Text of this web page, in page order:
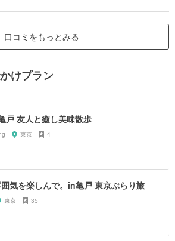
口コミをもっとみる
けプラン
戸 友人と癒し美味散歩
東京 4
気を楽しんで。in亀戸 東京ぶらり旅
東京 35